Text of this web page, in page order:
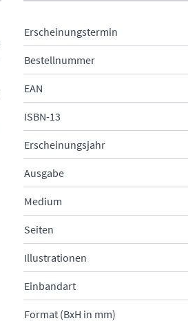
Erscheinungstermin
Bestellnummer
EAN
ISBN-13
Erscheinungsjahr
Ausgabe
Medium
Seiten
Illustrationen
Einbandart
Format (BxH in mm)